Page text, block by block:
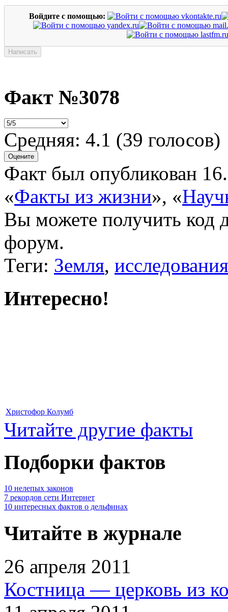
Войдите с помощью:
Факт №3078
Средняя: 4.1 (39 голосов)
Факт был опубликован
«Факты из жизни», «
Вы можете получить код
форум.
Теги: Земля, исследования
Интересно!
Христофор Колумб
Читайте другие факты
Подборки фактов
10 нелепых законов
7 рекордов сети Интернет
10 интересных фактов о дельфинах
Читайте в журнале
26 апреля 2011
Костница — церковь из